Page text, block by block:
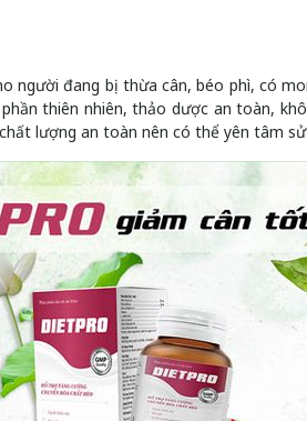
người đang bị thừa cân, béo phì, có
thiên nhiên, thảo dược an toàn,
lượng an toàn nên có thể yên tâm